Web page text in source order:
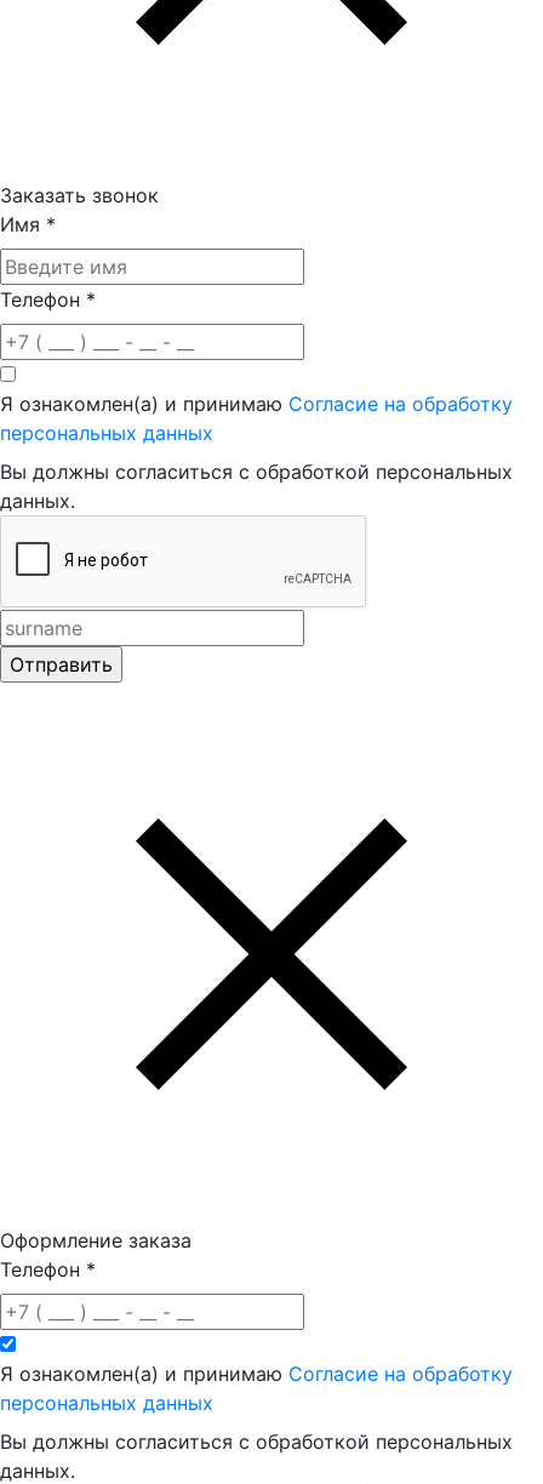
Заказать звонок
Имя *
Телефон *
Я ознакомлен(а) и принимаю Согласие на обработку
персональных данных
Вы должны согласиться с обработкой персональных
данных.
Оформление заказа
Телефон *
Я ознакомлен(а) и принимаю Согласие на обработку
персональных данных
Вы должны согласиться с обработкой персональных
данных.